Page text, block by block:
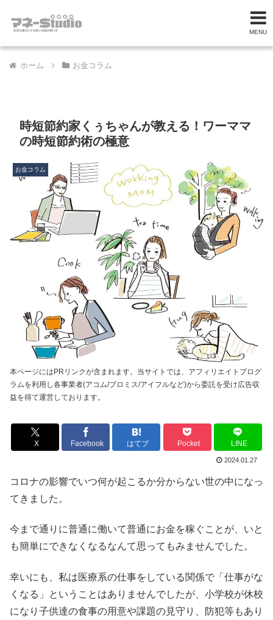
MENU
ホーム お金コラム
時短節約家くぅちゃんが教える！ワーママ
の時短節約術の極意
本ページにはPRリンクが含まれます。当サイトでは、アフィリエイトプログ
ラムを利用し各事業者(アコム/プロミス/アイフルなど)から委託を受け広告収
益を得て運営しております。
お金コラム
X Facebook はてブ Pocket LINE
2024.01.27
コロナの影響でいつ何が起こるか分からない世の中になっ
てきました。
今まで通りに普通に働いて普通にお金を稼ぐことが、いと
も簡単にできなくなるなんて思ってもみませんでした。
幸いにも、私は医療系の仕事をしている関係で「仕事がな
くなる」ということはありませんでしたが、小学校が休校
になり子供達の食事の用意や課題の見守り、防犯等もあり